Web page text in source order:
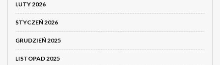
LUTY 2026
STYCZEŃ 2026
GRUDZIEŃ 2025
LISTOPAD 2025